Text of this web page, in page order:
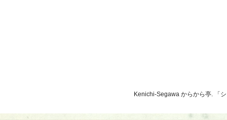
Kenichi-Segawa からから亭. 「